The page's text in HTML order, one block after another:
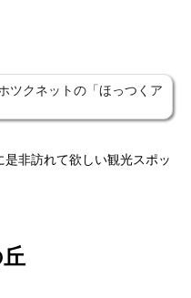
ツクネットの「ほっつくア
非訪れて欲しい観光スポッ